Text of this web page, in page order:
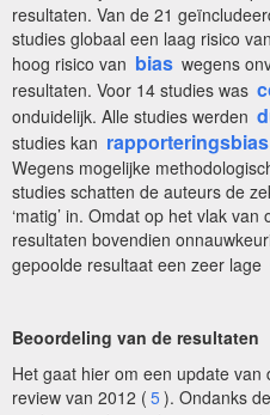
resultaten. Van de 21
studies globaal een laag risico
hoog risico van bias wegens
resultaten. Voor 14 studies was
onduidelijk. Alle studies werden
studies kan rapporteringsbias
Wegens mogelijke
studies schatten de auteurs de
‘matig’ in. Omdat op het vlak
resultaten bovendien
gepoolde resultaat een zeer lage
Beoordeling van de resultaten
Het gaat hier om een update
review van 2012 ( 5). Ondanks